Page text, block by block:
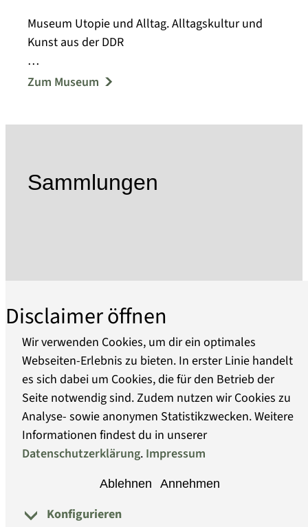
Museum Utopie und Alltag. Alltagskultur und
Kunst aus der DDR
Die Gegenstände des Alltags verschwinden, je
Eisenhüttenstadt verschrieben. Dort sammelt es
seit 1993 - zunächst unter dem Namen
der DDR-Gesellschaft, das in wechselnden
Ausstellung themenzentriert gezeigt und in der
Dauerausstellung in den Kontext von Politik und
Gesellschaft gestellt wird. Damit die Dinge kein
Sammelsurium bilden, wird auf die
Kontextualisierung durch Interviews und
wissenschaftliche Erschließung der
Sammlungen Wert gelegt. Die hier
dokumentierten Objekte aus dem Bestand des
Gebrauchsgegenständen, die in meist großer
Zum Museum
Sammlungen
Über uns
Barrierefreiheit
Datenschutz
© Museumsverband Brandenburg
Disclaimer öffnen
Wir verwenden Cookies, um dir ein optimales
Webseiten-Erlebnis zu bieten. In erster Linie handelt
es sich dabei um Cookies, die für den Betrieb der
Seite notwendig sind. Zudem nutzen wir Cookies zu
Analyse- sowie anonymen Statistikzwecken. Weitere
Informationen findest du in unserer
Datenschutzerklärung. Impressum
Ablehnen Annehmen
Konfigurieren